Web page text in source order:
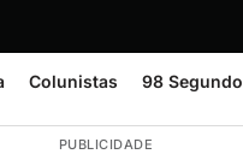
Colunistas 98
PUBLICIDADE